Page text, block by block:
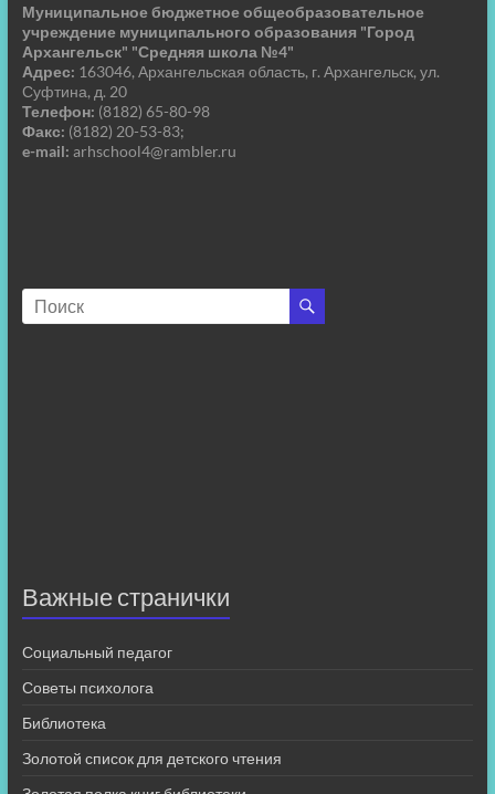
Муниципальное бюджетное общеобразовательное
учреждение муниципального образования "Город
Архангельск" "Средняя школа №4"
Адрес: 163046, Архангельская область, г. Архангельск, ул.
Суфтина, д. 20
Телефон: (8182) 65-80-98
Факс: (8182) 20-53-83;
e-mail: arhschool4@rambler.ru
Важные странички
Социальный педагог
Советы психолога
Библиотека
Золотой список для детского чтения